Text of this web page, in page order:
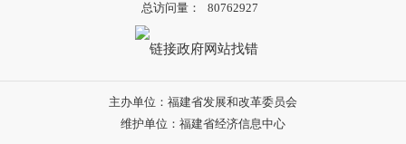
总访问量：
80762927
主办单位：福建省发展和改革委员会
维护单位：福建省经济信息中心